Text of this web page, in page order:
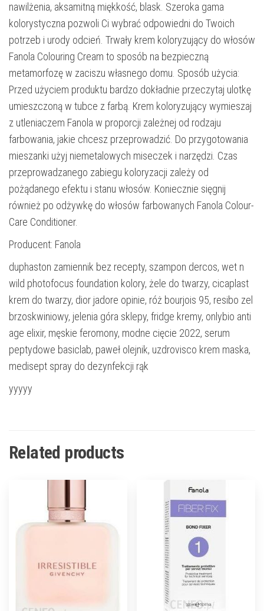
nawilżenia, aksamitną miękkość, blask. Szeroka gama
kolorystyczna pozwoli Ci wybrać odpowiedni do Twoich
potrzeb i urody odcień. Trwały krem koloryzujący do włosów
Fanola Colouring Cream to sposób na bezpieczną
metamorfozę w zaciszu własnego domu. Sposób użycia:
Przed użyciem produktu bardzo dokładnie przeczytaj ulotkę
umieszczoną w tubce z farbą. Krem koloryzujący wymieszaj
z utleniaczem Fanola w proporcji zależnej od rodzaju
farbowania, jakie chcesz przeprowadzić. Do przygotowania
mieszanki użyj niemetalowych miseczek i narzędzi. Czas
przeprowadzanego zabiegu koloryzacji zależy od
pożądanego efektu i stanu włosów. Koniecznie sięgnij
również po odżywkę do włosów farbowanych Fanola Colour-
Care Conditioner.
Producent: Fanola
duphaston zamiennik bez recepty, szampon dercos, wet n
wild photofocus foundation kolory, żele do twarzy, cicaplast
krem do twarzy, dior jadore opinie, róż bourjois 95, resibo zel
brzoskwiniowy, jelenia góra sklepy, fridge kremy, onlybio anti
age elixir, męskie feromony, modne cięcie 2022, serum
peptydowe basiclab, paweł olejnik, uzdrovisco krem maska,
medisept spray do dezynfekcji rąk
yyyyy
Related products